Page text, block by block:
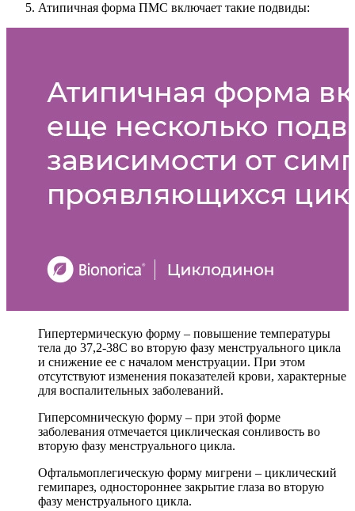
Атипичная форма ПМС включает такие подвиды:
Гипертермическую форму – повышение температуры
тела до 37,2-38С во вторую фазу менструального цикла
и снижение ее с началом менструации. При этом
отсутствуют изменения показателей крови, характерные
для воспалительных заболеваний.
Гиперсомническую форму – при этой форме
заболевания отмечается циклическая сонливость во
вторую фазу менструального цикла.
Офтальмоплегическую форму мигрени – циклический
гемипарез, одностороннее закрытие глаза во вторую
фазу менструального цикла.